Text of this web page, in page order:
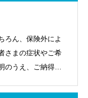
ろん、保険外によ
さまの症状やご希
うえ、ご納得い